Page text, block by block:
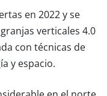
en 2022 y se
verticales 4.0
con técnicas de
y espacio.